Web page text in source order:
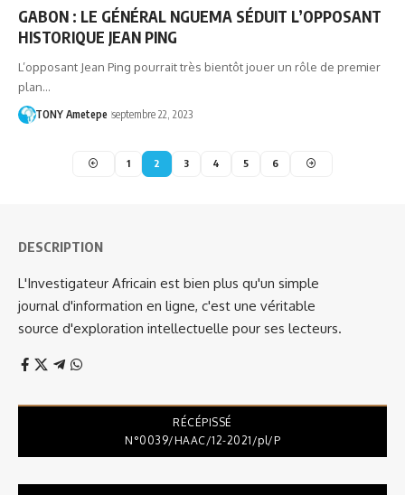
GABON : LE GÉNÉRAL NGUEMA SÉDUIT L’OPPOSANT
HISTORIQUE JEAN PING
L’opposant Jean Ping pourrait très bientôt jouer un rôle de premier
plan…
TONY Ametepe septembre 22, 2023
1 2 3 4 5 6
DESCRIPTION
L'Investigateur Africain est bien plus qu'un simple
journal d'information en ligne, c'est une véritable
source d'exploration intellectuelle pour ses lecteurs.
RÉCÉPISSÉ
N°0039/HAAC/12-2021/pl/P